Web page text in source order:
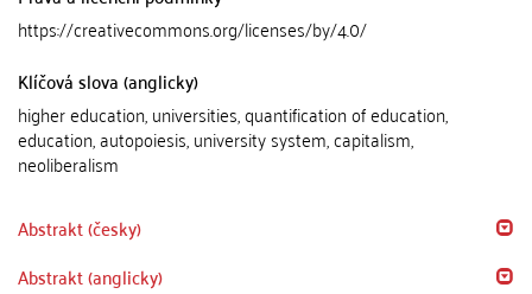
https://creativecommons.org/licenses/by/4.0/
Klíčová slova (anglicky)
higher education, universities, quantification of education,
education, autopoiesis, university system, capitalism,
neoliberalism
Abstrakt (česky)
Abstrakt (anglicky)